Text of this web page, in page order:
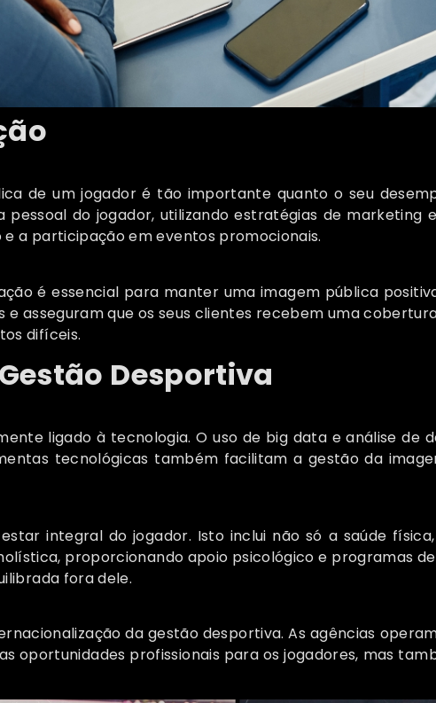
de um jogador é tão importante quanto o seu
do jogador, utilizando estratégias de marketing
a participação em eventos promocionais.
é essencial para manter uma imagem pública
asseguram que os seus clientes recebem uma
difíceis.
Desportiva
ligado à tecnologia. O uso de big data e análise de
tecnológicas também facilitam a gestão da
integral do jogador. Isto inclui não só a saúde
proporcionando apoio psicológico e programas
fora dele.
da gestão desportiva. As agências
oportunidades profissionais para os jogadores, mas